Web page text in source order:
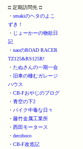
□ 定期訪問先 □
・ smakiのヘタのよこ
ずき！
・ じょーかーの物欲日
記
・ naoのROAD RACER
TZ125&RS125R!
・ たぬさんの一期一会
・
旧車の棲むガレージ
ハウス
・ CB-Fおやじのブログ
・ 青空の下2
・ バイク中毒な日々
・ 藤竹金属工業所
・ 西田モータース
・ decoboco
・ CB-F改造記